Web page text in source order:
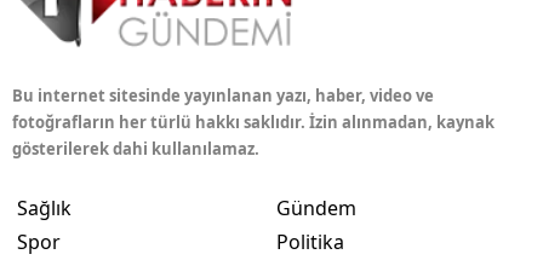
Bu internet sitesinde yayınlanan yazı, haber, video ve
fotoğrafların her türlü hakkı saklıdır. İzin alınmadan, kaynak
gösterilerek dahi kullanılamaz.
Sağlık
Spor
Gündem
Politika